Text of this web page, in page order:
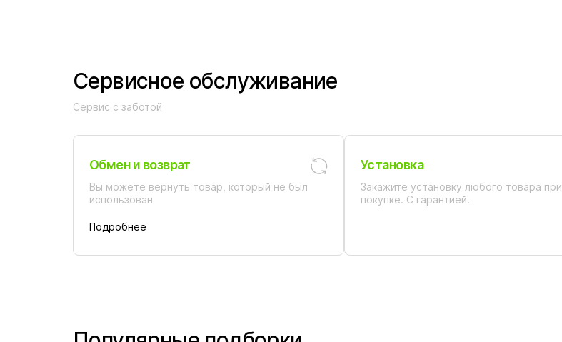
Сервисное обслуживание
Сервис с заботой
Обмен и возврат
Вы можете вернуть товар, который не был
использован
Подробнее
Установка
Закажите установку любого товара при
покупке. С гарантией.